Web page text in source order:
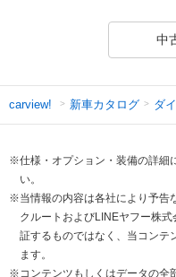
中
carview! 新車カタログ ダ
※仕様・オプション・装備の詳細
い。
※当情報の内容は各社により予告
クルートおよびLINEヤフー株
証するものではなく、当コンテ
ます。
※コンテンツもしくはデータの全